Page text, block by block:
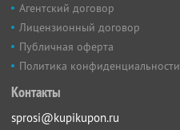
Агентский договор
Лицензионный договор
Публичная оферта
Политика конфиденциальности
Контакты
sprosi@kupikupon.ru